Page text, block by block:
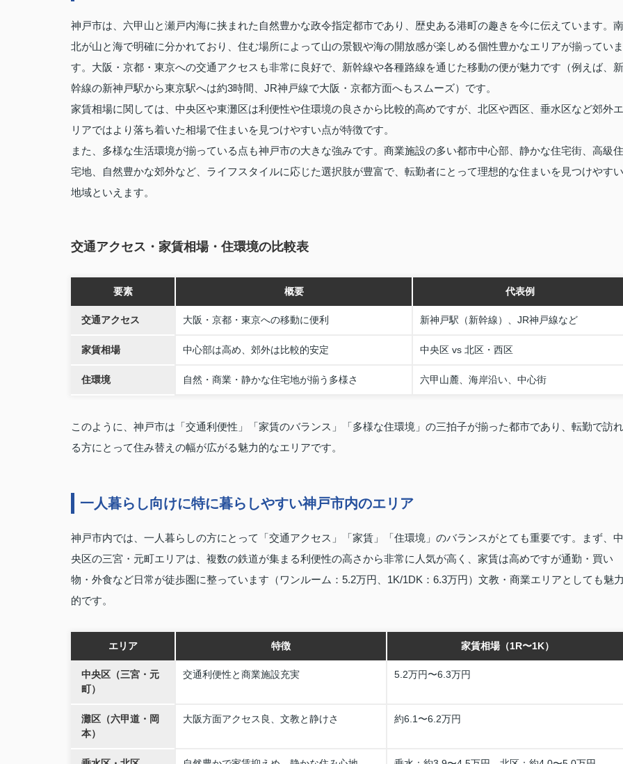
神戸市は、六甲山と瀬戸内海に挟まれた自然豊かな政令指定都市であり、歴史ある港町の趣きを今に伝えています。南
北が山と海で明確に分かれており、住む場所によって山の景観や海の開放感が楽しめる個性豊かなエリアが揃っていま
す。大阪・京都・東京への交通アクセスも非常に良好で、新幹線や各種路線を通じた移動の便が魅力です（例えば、新
幹線の新神戸駅から東京駅へは約3時間、JR神戸線で大阪・京都方面へもスムーズ）です。
家賃相場に関しては、中央区や東灘区は利便性や住環境の良さから比較的高めですが、北区や西区、垂水区など郊外エ
リアではより落ち着いた相場で住まいを見つけやすい点が特徴です。
また、多様な生活環境が揃っている点も神戸市の大きな強みです。商業施設の多い都市中心部、静かな住宅街、高級住
宅地、自然豊かな郊外など、ライフスタイルに応じた選択肢が豊富で、転勤者にとって理想的な住まいを見つけやすい
地域といえます。
交通アクセス・家賃相場・住環境の比較表
要素 概要 代表例
交通アクセス 大阪・京都・東京への移動に便利 新神戸駅（新幹線）、JR神戸線など
家賃相場 中心部は高め、郊外は比較的安定 中央区 vs 北区・西区
住環境 自然・商業・静かな住宅地が揃う多様さ 六甲山麓、海岸沿い、中心街
このように、神戸市は「交通利便性」「家賃のバランス」「多様な住環境」の三拍子が揃った都市であり、転勤で訪れ
る方にとって住み替えの幅が広がる魅力的なエリアです。
一人暮らし向けに特に暮らしやすい神戸市内のエリア
神戸市内では、一人暮らしの方にとって「交通アクセス」「家賃」「住環境」のバランスがとても重要です。まず、中
央区の三宮・元町エリアは、複数の鉄道が集まる利便性の高さから非常に人気が高く、家賃は高めですが通勤・買い
物・外食など日常が徒歩圏に整っています（ワンルーム：5.2万円、1K/1DK：6.3万円）文教・商業エリアとしても魅
的です。
エリア 特徴 家賃相場（1R〜1K）
中央区（三宮・元
町）
交通利便性と商業施設充実 5.2万円〜6.3万円
灘区（六甲道・岡
本）
大阪方面アクセス良、文教と静けさ 約6.1〜6.2万円